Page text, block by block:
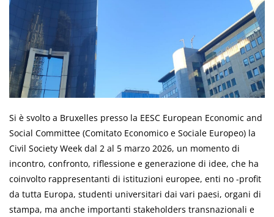
Si è svolto a Bruxelles presso la EESC European Economic and
Social Committee (Comitato Economico e Sociale Europeo) la
Civil Society Week dal 2 al 5 marzo 2026, un momento di
incontro, confronto, riflessione e generazione di idee, che ha
coinvolto rappresentanti di istituzioni europee, enti no -profit
da tutta Europa, studenti universitari dai vari paesi, organi di
stampa, ma anche importanti stakeholders transnazionali e